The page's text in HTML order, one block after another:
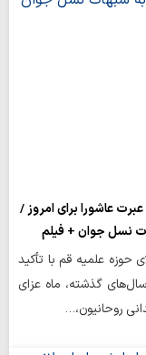
عاشورا برای امروز /
نسل جوان + فیلم
علمیه قم با تأکید
گذشته، ماه عزای
روحانیون،…